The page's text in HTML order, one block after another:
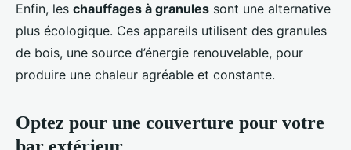
Enfin, les chauffages à granules sont une alternative
plus écologique. Ces appareils utilisent des granules
de bois, une source d’énergie renouvelable, pour
produire une chaleur agréable et constante.
Optez pour une couverture pour votre